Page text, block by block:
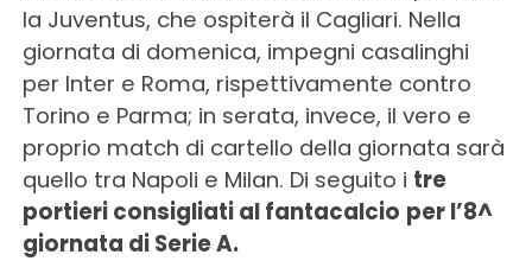
la Juventus, che ospiterà il Cagliari. Nella
giornata di domenica, impegni casalinghi
per Inter e Roma, rispettivamente contro
Torino e Parma; in serata, invece, il vero e
proprio match di cartello della giornata sarà
quello tra Napoli e Milan. Di seguito i tre
portieri consigliati al fantacalcio per l’8^
giornata di Serie A.